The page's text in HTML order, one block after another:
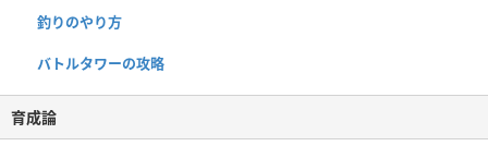
釣りのやり方
バトルタワーの攻略
育成論